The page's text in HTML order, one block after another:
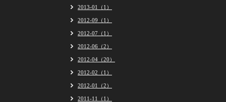
2013-01（1）
2012-09（1）
2012-07（1）
2012-06（2）
2012-04（20）
2012-02（1）
2012-01（2）
2011-11（1）